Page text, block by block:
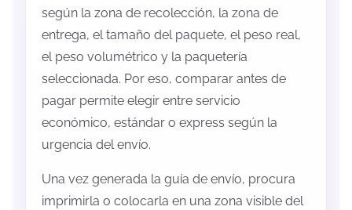
según la zona de recolección, la zona de
entrega, el tamaño del paquete, el peso real,
el peso volumétrico y la paquetería
seleccionada. Por eso, comparar antes de
pagar permite elegir entre servicio
económico, estándar o express según la
urgencia del envío.
Una vez generada la guía de envío, procura
imprimirla o colocarla en una zona visible del